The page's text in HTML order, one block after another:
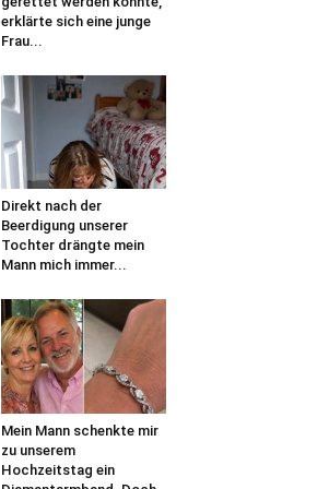
erklärte sich eine junge
Frau...
Direkt nach der
Beerdigung unserer
Tochter drängte mein
Mann mich immer...
Mein Mann schenkte mir
zu unserem
Hochzeitstag ein